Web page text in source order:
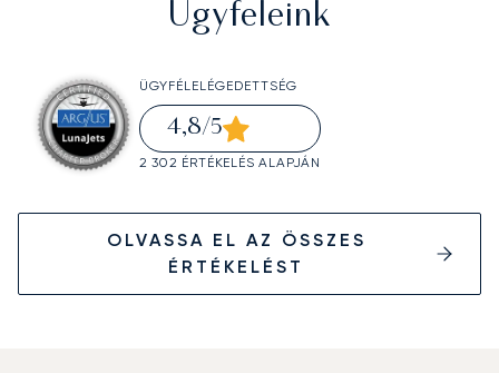
Ügyfeleink
ÜGYFÉLELÉGEDETTSÉG
4,8/5
2 302 ÉRTÉKELÉS ALAPJÁN
OLVASSA EL AZ ÖSSZES
ÉRTÉKELÉST